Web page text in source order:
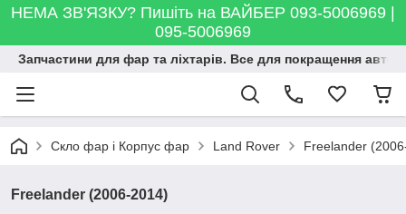
НЕМА ЗВ'ЯЗКУ? Пишіть на ВАЙБЕР 093-5006969 |
095-5006969
Запчастини для фар та ліхтарів. Все для покращення
Скло фар і Корпус фар Land Rover Freelander
Freelander (2006-2014)